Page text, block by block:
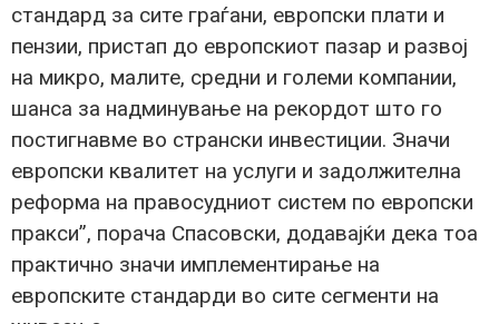
стандард за сите граѓани, европски плати и
пензии, пристап до европскиот пазар и развој
на микро, малите, средни и големи компании,
шанса за надминување на рекордот што го
постигнавме во странски инвестиции. Значи
европски квалитет на услуги и задолжителна
реформа на правосудниот систем по европски
пракси”, порача Спасовски, додавајќи дека тоа
практично значи имплементирање на
европските стандарди во сите сегменти на